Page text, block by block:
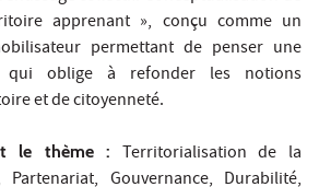
apprenant », conçu comme un
permettant de penser une
qui oblige à refonder les notions
et de citoyenneté.
le thème :
Territorialisation de la
Gouvernance, Durabilité,